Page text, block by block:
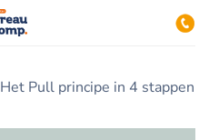
Het Pull principe in 4 stappen